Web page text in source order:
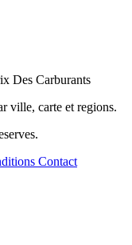
Des Carburants
ville, carte et regions.
Contact